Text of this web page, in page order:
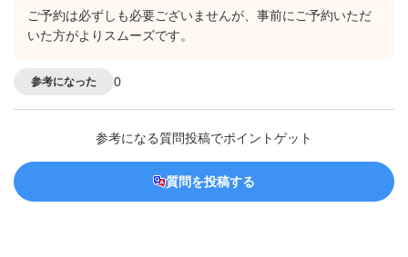
ご予約は必ずしも必要ございませんが、事前にご予約いただ
いた方がよりスムーズです。
参考になった 0
参考になる質問投稿でポイントゲット
質問を投稿する